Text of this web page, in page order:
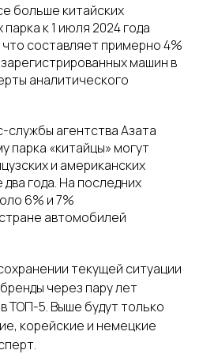
больше китайских
к 1 июля 2024 года
что составляет примерно 4%
машин в
аналитического
агентства Азата
парка «китайцы» могут
и американских
года. На последних
6% и 7%
автомобилей
текущей ситуации
через пару лет
ТОП-5. Выше будут только
корейские и немецкие